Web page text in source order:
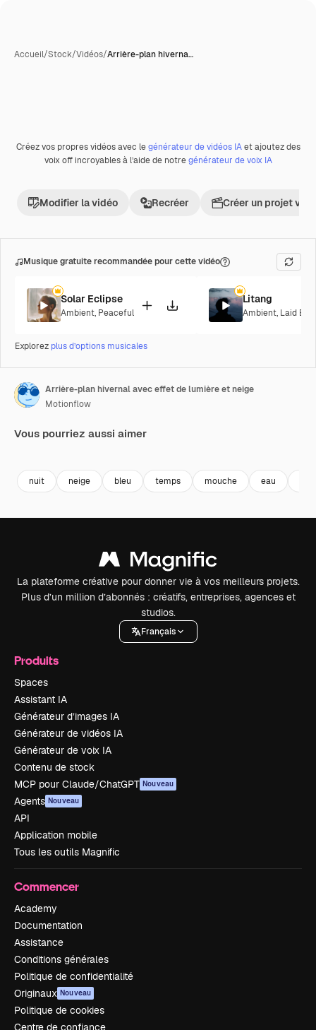
Accueil/Stock/Vidéos/Arrière-plan hiverna…
Premium
Créez vos propres vidéos avec legénérateur de vidéos IAet ajoutez des
voix off incroyables à l’aide de notregénérateur de voix IA
Modifier la vidéo Recréer Créer un projet
Musique gratuite recommandée pour cette vidéo
Solar Eclipse
Ambient, Peaceful
Litang
Ambient, Laid
Explorez plus d’options musicales
Arrière-plan hivernal avec effet de lumière et neige
Motionflow
Vous pourriez aussi aimer
nuit neige bleu temps mouche eau
La plateforme créative pour donner vie à vos meilleurs projets.
Plus d’un million d’abonnés : créatifs, entreprises, agences et
studios.
Français
Produits
Spaces
Assistant IA
Générateur d’images IA
Générateur de vidéos IA
Générateur de voix IA
Contenu de stock
MCP pour Claude/ChatGPT Nouveau
Agents Nouveau
API
Application mobile
Tous les outils Magnific
Commencer
Academy
Documentation
Assistance
Conditions générales
Politique de confidentialité
Originaux Nouveau
Politique de cookies
Centre de confiance